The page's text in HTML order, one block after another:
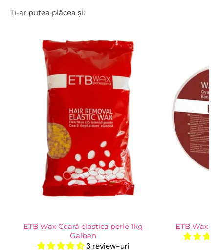
Ți-ar putea plăcea și:
ETB Wax Ceară elastica perle 1kg
Galben
3 review-uri
ETB Wax